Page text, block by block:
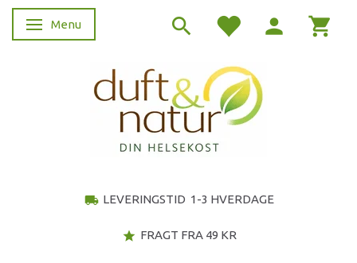
Skifte navigation
Menu
local_shipping LEVERINGSTID 1-3 HVERDAGE
star FRAGT FRA 49 KR